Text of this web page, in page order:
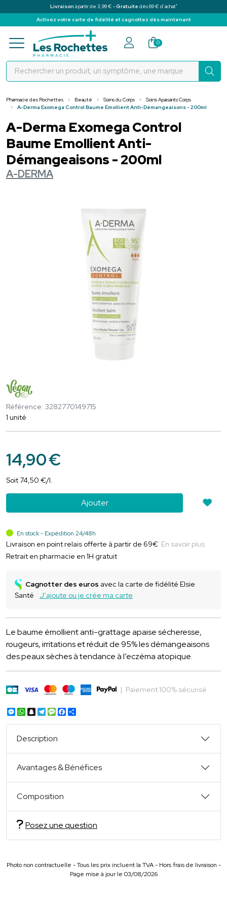
Livraison à partir de 3,99 € -Gratuite dès 69 € d’achat*
Activez votre carte de fidélité et cagnottez dès maintenant
Pharmacie des Rochettes Votre
0
Pharmacie des Rochettes Beauté Soins du Corps
Soins Apaisants Corps
A-Derma Exomega Control Baume Emollient Anti-Démangeaisons - 200ml
A-Derma Exomega Control
Baume Emollient Anti-
Démangeaisons - 200ml
A-DERMA
Référence: 3282770149715
1 unité
14,90€
Soit 74,50 €/l.
Ajouter
En stock - Expédition 24/48h
Livraison en point relais offerte à partir de 69€ En savoir plus
Retrait en pharmacie en 1H gratuit
Cagnotter des euros avec la carte de fidélité Elsie
Santé
J’ajoute ou je crée ma carte
Le baume émollient anti-grattage apaise sécheresse,
rougeurs, irritations et réduit de 95% les démangeaisons
des peaux sèches à tendance à l’eczéma atopique.
| Paiement 100% sécurisé
Messenger
WhatsApp
Snapchat
Telegram
Message
Facebook
Description
Avantages & Bénéfices
Composition
Posez une question
Photo non contractuelle - Tous les prix incluent la TVA - Hors frais de livraison -
Page mise à jour le 03/08/2026